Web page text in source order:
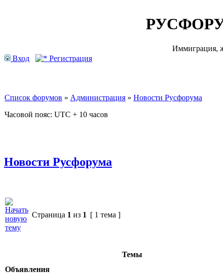
Иммиграция,
Вход
Регистрация
Список форумов » Администрация » Новости Русфорума
Часовой пояс: UTC + 10 часов
Новости Русфорума
Страница 1 из 1 [ 1 тема ]
Темы
Объявления